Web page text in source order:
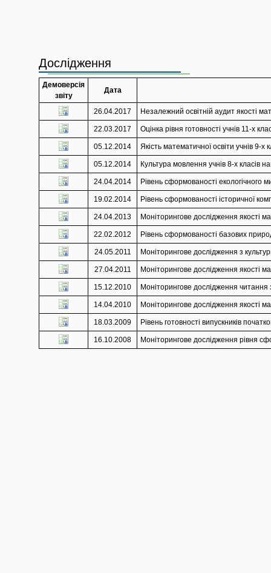
Дослідження
Демоверсія
звіту
Дата
26.04.2017 Незалежний освітній аудит якості
22.03.2017 Оцінка рівня готовності учнів 11-х
05.12.2014 Якість математичної освіти учнів 9-х
05.12.2014 Культура мовлення учнів 8-х класів
24.04.2014 Рівень сформованості екологічного
19.02.2014 Рівень сформованості історичної
24.04.2013 Моніторингове дослідження якості
22.02.2012 Рівень сформованості базових
24.05.2011 Моніторингове дослідження з
27.04.2011 Моніторингове дослідження якості
15.12.2010 Моніторингове дослідження читання
14.04.2010 Моніторингове дослідження якості
18.03.2009 Рівень готовності випускників
16.10.2008 Моніторингове дослідження рівня